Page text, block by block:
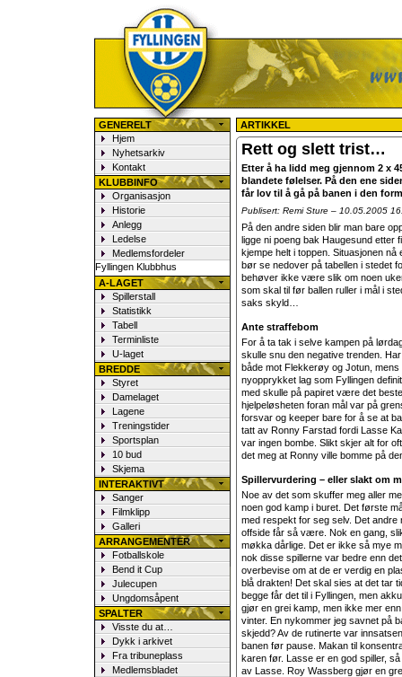
Fyllingen Fotball
GENERELT
Hjem
Nyhetsarkiv
Kontakt
KLUBBINFO
Organisasjon
Historie
Anlegg
Ledelse
Medlemsfordeler
Fyllingen Klubbhus
A-LAGET
Spillerstall
Statistikk
Tabell
Terminliste
U-laget
BREDDE
Styret
Damelaget
Lagene
Treningstider
Sportsplan
10 bud
Skjema
INTERAKTIVT
Sanger
Filmklipp
Galleri
ARRANGEMENTER
Fotballskole
Bend it Cup
Julecupen
Ungdomsåpent
SPALTER
Visste du at…
Dykk i arkivet
Fra tribuneplass
Medlemsbladet
ARTIKKEL
Rett og slett trist…
Etter å ha lidd meg gjennom 2 x
blandete følelser. På den ene
får lov til å gå på banen i den
Publisert: Remi Sture – 10.05.2005
På den andre siden blir man bare
ligge ni poeng bak Haugesund etter
kjempe helt i toppen. Situasjonen nå
bør se nedover på tabellen i stedet
behøver ikke være slik om noen
som skal til før ballen ruller i mål i
saks skyld…
Ante straffebom
For å ta tak i selve kampen på
skulle snu den negative trenden.
både mot Flekkerøy og Jotun,
nyopprykket lag som Fyllingen
med skulle på papiret være det
hjelpeløsheten foran mål var på
forsvar og keeper bare for å se at
tatt av Ronny Farstad fordi Lasse
var ingen bombe. Slikt skjer alt for
det meg at Ronny ville bomme på
Spillervurdering – eller slakt om
Noe av det som skuffer meg aller
noen god kamp i buret. Det første
med respekt for seg selv. Det andre
offside får så være. Nok en gang,
møkka dårlige. Det er ikke så mye
nok disse spillerne var bedre enn
overbevise om at de er verdig en
blå drakten! Det skal sies at det tar
begge får det til i Fyllingen, men
gjør en grei kamp, men ikke mer
vinter. En nykommer jeg savnet på
skjedd? Av de rutinerte var
banen før pause. Makan til
karen før. Lasse er en god spiller,
av Lasse. Roy Wassberg gjør en